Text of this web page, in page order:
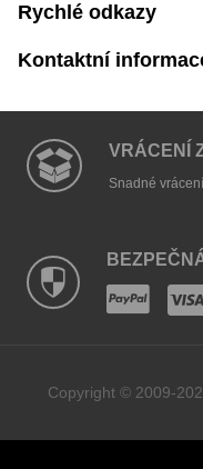
Rychlé odkazy
Kontaktní
VRÁCENÍ
Snadné
Copyright © 2009-